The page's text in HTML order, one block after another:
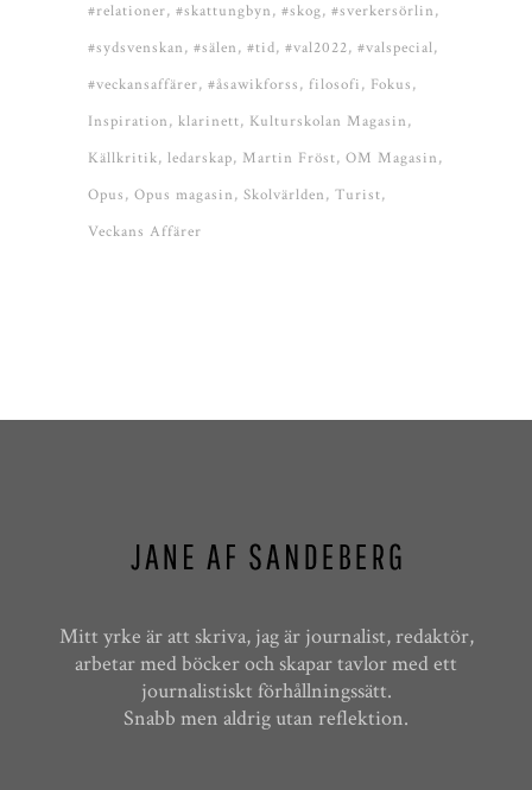
#relationer #skattungbyn #skog #sverkersörlin
#sydsvenskan #sälen #tid #val2022 #valspecial
#veckansaffärer #åsawikforss filosofi
Fokus
Inspiration klarinett Kulturskolan Magasin
Källkritik ledarskap Martin Fröst OM Magasin
Opus Opus magasin Skolvärlden Turist
Veckans Affärer
Mitt yrke är att skriva, jag är journalist, redaktör,
arbetar med böcker och skapar tavlor med ett
journalistiskt förhållningssätt.
Snabb men aldrig utan reflektion.